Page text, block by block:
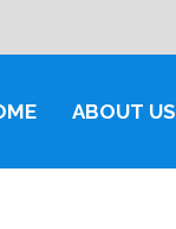
ABOUT US